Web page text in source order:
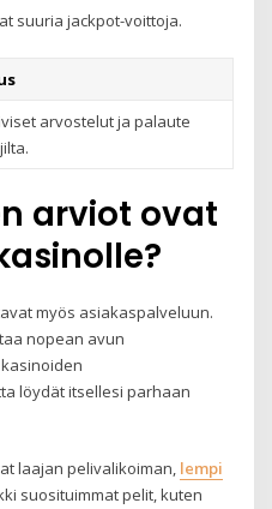
suuria jackpot-voittoja.
arvostelut ja palaute
arviot ovat
myös asiakaspalveluun.
nopean avun
löydät itsellesi parhaan
laajan pelivalikoiman, lempi
suosituimmat pelit, kuten